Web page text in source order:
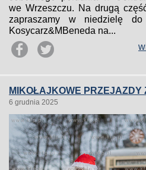
we Wrzeszczu. Na drugą
zapraszamy w niedzielę
Kosycarz&MBeneda na...
MIKOŁAJKOWE PRZEJAZDY
6 grudnia 2025